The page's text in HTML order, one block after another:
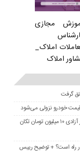
مجازی
املاک_
املاک
قیمت خودرو نزولی می‌شود
قیمت جدید طلا و سکه ۱۲ مهرماه ۱۴۰۴/ قیمت سکه بهار آزادی ۱۰ میلیون تومان تکان
راه است؟ + توضیح رییس